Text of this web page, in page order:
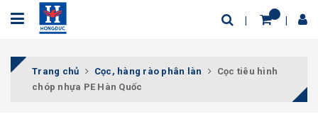
Trang chủ Cọc, hàng rào phân làn
Cọc tiêu hình
chóp nhựa PE Hàn Quốc